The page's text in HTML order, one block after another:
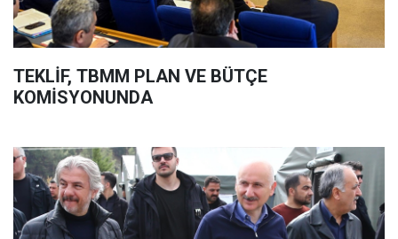
TEKLİF, TBMM PLAN VE BÜTÇE
KOMİSYONUNDA